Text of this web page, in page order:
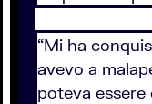
“Mi ha
avevo a
poteva essere